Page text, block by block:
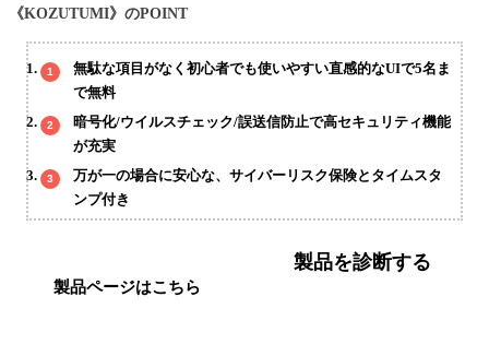
《KOZUTUMI》のPOINT
無駄な項目がなく初心者でも使いやすい直感的なUIで5名ま
で無料
暗号化/ウイルスチェック/誤送信防止で高セキュリティ機能
が充実
万が一の場合に安心な、サイバーリスク保険とタイムスタ
ンプ付き
製品ページはこちら
製品を診断する